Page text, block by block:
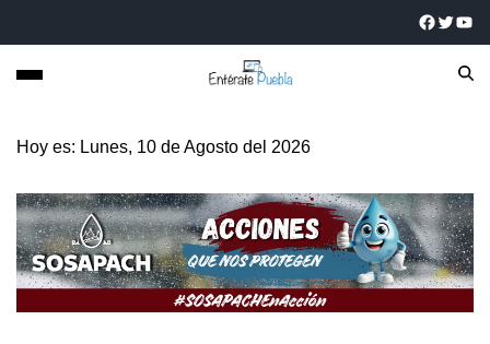
Hoy es: Lunes, 10 de Agosto del 2026